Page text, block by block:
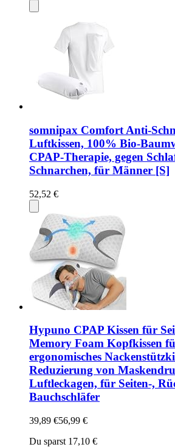
somnipax Comfort Anti-
Luftkissen, 100% Bio-
CPAP-Therapie, gegen
Schnarchen, für Männer [S]
52,52 €
Hypuno CPAP Kissen für
Memory Foam Kopfkissen
ergonomisches
Reduzierung von
Luftleckagen, für Seiten-,
Bauchschläfer
39,89 €56,99 €
Du sparst 17,10 €